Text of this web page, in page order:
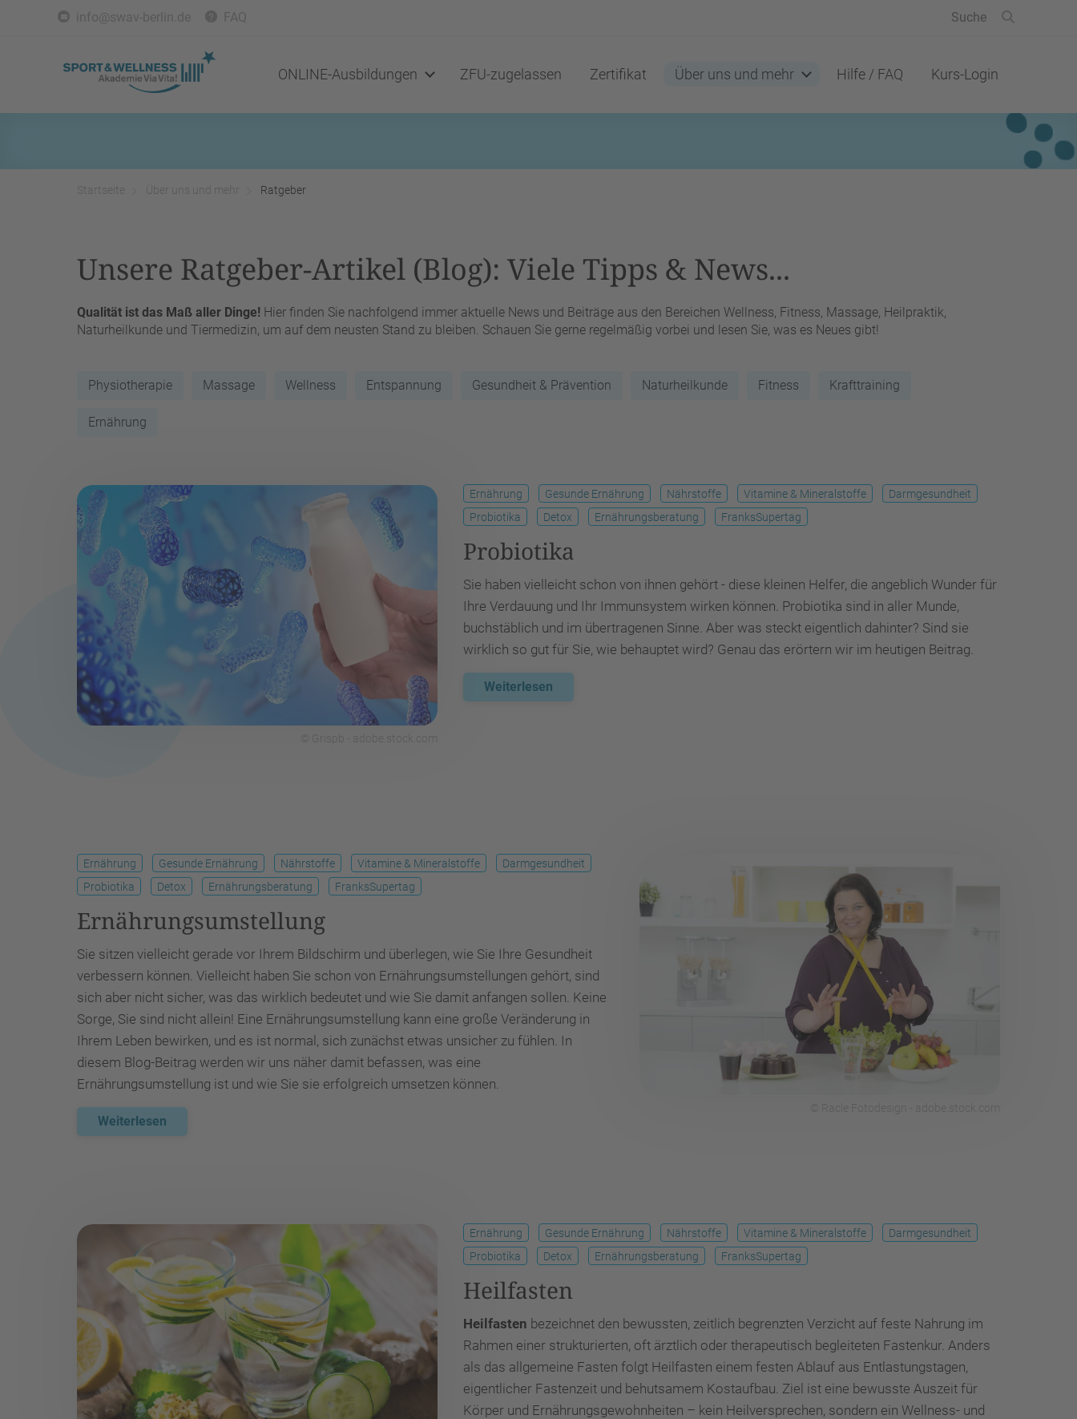
info@swav-berlin.de FAQ
ONLINE-Ausbildungen ZFU-zugelassen Zertifikat Über uns und mehr Hilfe / FAQ Kurs-Login
Startseite Über uns und mehr Ratgeber
Unsere Ratgeber-Artikel (Blog): Viele Tipps & News...
Qualität ist das Maß aller Dinge! Hier finden Sie nachfolgend immer aktuelle News und Beiträge aus den Bereichen Wellness, Fitness, Massage, Heilpraktik,
Naturheilkunde und Tiermedizin, um auf dem neusten Stand zu bleiben. Schauen Sie gerne regelmäßig vorbei und lesen Sie, was es Neues gibt!
Physiotherapie Massage Wellness Entspannung Gesundheit & Prävention Naturheilkunde Fitness Krafttraining
Ernährung
Ernährung Gesunde Ernährung Nährstoffe Vitamine & Mineralstoffe
Darmgesundheit
Probiotika
Detox Ernährungsberatung FranksSupertag
Probiotika
Sie haben vielleicht schon von ihnen gehört - diese kleinen Helfer, die angeblich Wunder für
Ihre Verdauung und Ihr Immunsystem wirken können. Probiotika sind in aller Munde,
buchstäblich und im übertragenen Sinne. Aber was steckt eigentlich dahinter? Sind sie
wirklich so gut für Sie, wie behauptet wird? Genau das erörtern wir im heutigen Beitrag.
Weiterlesen
Ernährung Gesunde Ernährung Nährstoffe Vitamine & Mineralstoffe
Darmgesundheit
Probiotika
Detox Ernährungsberatung FranksSupertag
Ernährungsumstellung
Sie sitzen vielleicht gerade vor Ihrem Bildschirm und überlegen, wie Sie Ihre Gesundheit
verbessern können. Vielleicht haben Sie schon von Ernährungsumstellungen gehört, sind
sich aber nicht sicher, was das wirklich bedeutet und wie Sie damit anfangen sollen. Keine
Sorge, Sie sind nicht allein! Eine Ernährungsumstellung kann eine große Veränderung in
Ihrem Leben bewirken, und es ist normal, sich zunächst etwas unsicher zu fühlen. In
diesem Blog-Beitrag werden wir uns näher damit befassen, was eine
Ernährungsumstellung ist und wie Sie sie erfolgreich umsetzen können.
Weiterlesen
Ernährung Gesunde Ernährung Nährstoffe Vitamine & Mineralstoffe
Darmgesundheit
Probiotika
Detox Ernährungsberatung FranksSupertag
Heilfasten
Heilfasten bezeichnet den bewussten, zeitlich begrenzten Verzicht auf feste Nahrung im
Rahmen einer strukturierten, oft ärztlich oder therapeutisch begleiteten Fastenkur. Anders
als das allgemeine Fasten folgt Heilfasten einem festen Ablauf aus Entlastungstagen,
eigentlicher Fastenzeit und behutsamem Kostaufbau. Ziel ist eine bewusste Auszeit für
Körper und Ernährungsgewohnheiten – kein Heilversprechen, sondern ein Wellness- und